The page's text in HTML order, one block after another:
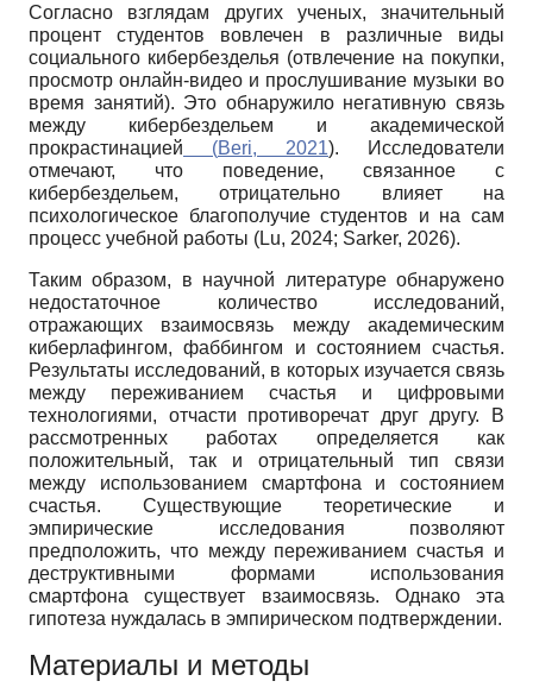
Согласно взглядам других ученых, значительный
процент студентов вовлечен в различные виды
социального кибербезделья (отвлечение на покупки,
просмотр онлайн-видео и прослушивание музыки во
время занятий). Это обнаружило негативную связь
между кибербездельем и академической
прокрастинацией (Beri, 2021). Исследователи
отмечают, что поведение, связанное с
кибербездельем, отрицательно влияет на
психологическое благополучие студентов и на сам
процесс учебной работы (Lu, 2024; Sarker, 2026).
Таким образом, в научной литературе обнаружено
недостаточное количество исследований,
отражающих взаимосвязь между академическим
киберлафингом, фаббингом и состоянием счастья.
Результаты исследований, в которых изучается связь
между переживанием счастья и цифровыми
технологиями, отчасти противоречат друг другу. В
рассмотренных работах определяется как
положительный, так и отрицательный тип связи
между использованием смартфона и состоянием
счастья. Существующие теоретические и
эмпирические исследования позволяют
предположить, что между переживанием счастья и
деструктивными формами использования
смартфона существует взаимосвязь. Однако эта
гипотеза нуждалась в эмпирическом подтверждении.
Материалы и методы